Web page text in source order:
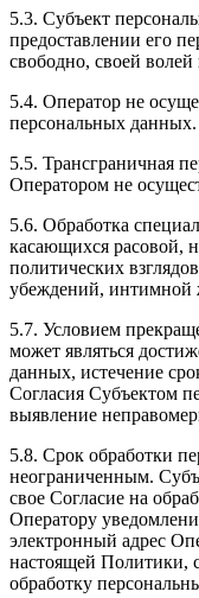
5.3. Субъект
предоставлении его
свободно, своей волей
5.4. Оператор не
персональных данных.
5.5. Трансграничная
Оператором не
5.6. Обработка
касающихся расовой,
политических
убеждений, интимной
5.7. Условием
может являться
данных, истечение
Согласия Субъектом
выявление
5.8. Срок обработки
неограниченным.
свое Согласие на
Оператору
электронный адрес
настоящей Политики,
обработку